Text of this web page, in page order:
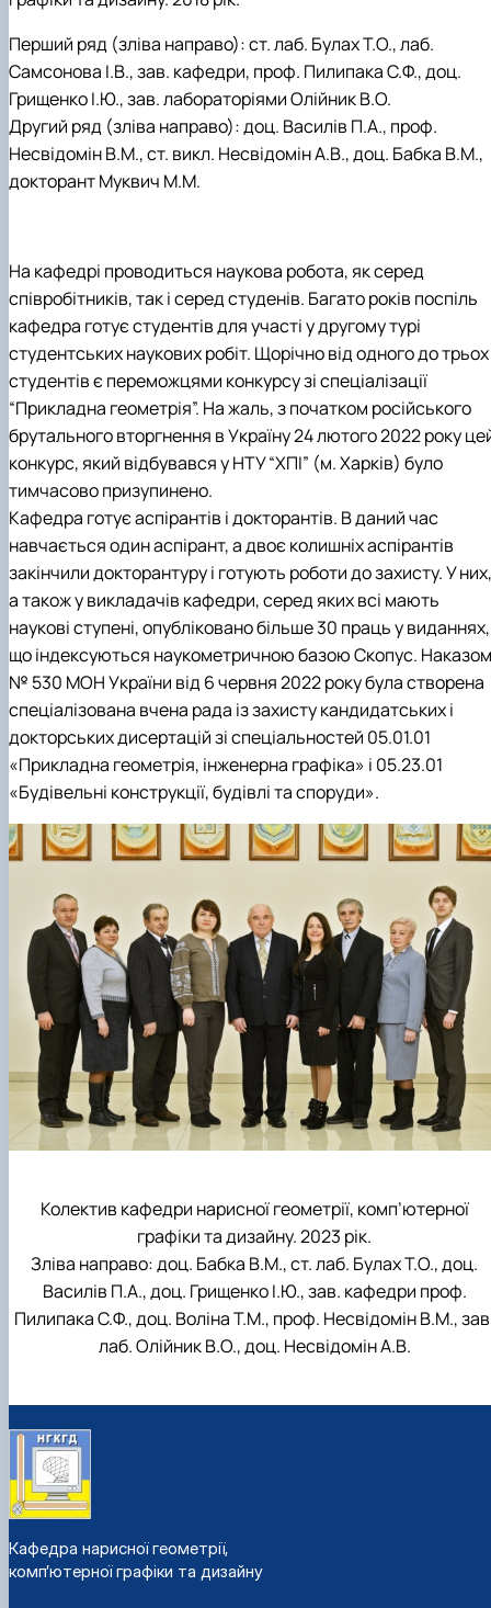
Перший ряд (зліва направо): ст. лаб. Булах Т.О., лаб.
Самсонова І.В., зав. кафедри, проф. Пилипака С.Ф., доц.
Грищенко І.Ю., зав. лабораторіями Олійник В.О.
Другий ряд (зліва направо): доц. Василів П.А., проф.
Несвідомін В.М., ст. викл. Несвідомін А.В., доц. Бабка В.М.,
докторант Муквич М.М.
На кафедрі проводиться наукова робота, як серед
співробітників, так і серед студенів. Багато років поспіль
кафедра готує студентів для участі у другому турі
студентських наукових робіт. Щорічно від одного до трьох
студентів є переможцями конкурсу зі спеціалізації
“Прикладна геометрія”. На жаль, з початком російського
брутального вторгнення в Україну 24 лютого 2022 року
конкурс, який відбувався у НТУ “ХПІ” (м. Харків) було
тимчасово призупинено.
Кафедра готує аспірантів і докторантів. В даний час
навчається один аспірант, а двоє колишніх аспірантів
закінчили докторантуру і готують роботи до захисту. У них,
а також у викладачів кафедри, серед яких всі мають
наукові ступені, опубліковано більше 30 праць у виданнях,
що індексуються наукометричною базою Скопус. Наказом
№ 530 МОН України від 6 червня 2022 року була створена
спеціалізована вчена рада із захисту кандидатських і
докторських дисертацій зі спеціальностей 05.01.01
«Прикладна геометрія, інженерна графіка» і 05.23.01
«Будівельні конструкції, будівлі та споруди».
Колектив кафедри нарисної геометрії, комп’ютерної
графіки та дизайну. 2023 рік.
Зліва направо: доц. Бабка В.М., ст. лаб. Булах Т.О., доц.
Василів П.А., доц. Грищенко І.Ю., зав. кафедри проф.
Пилипака С.Ф., доц. Воліна Т.М., проф. Несвідомін В.М.,
лаб. Олійник В.О., доц. Несвідомін А.В.
Кафедра нарисної геометрії,
комп’ютерної графіки та дизайну